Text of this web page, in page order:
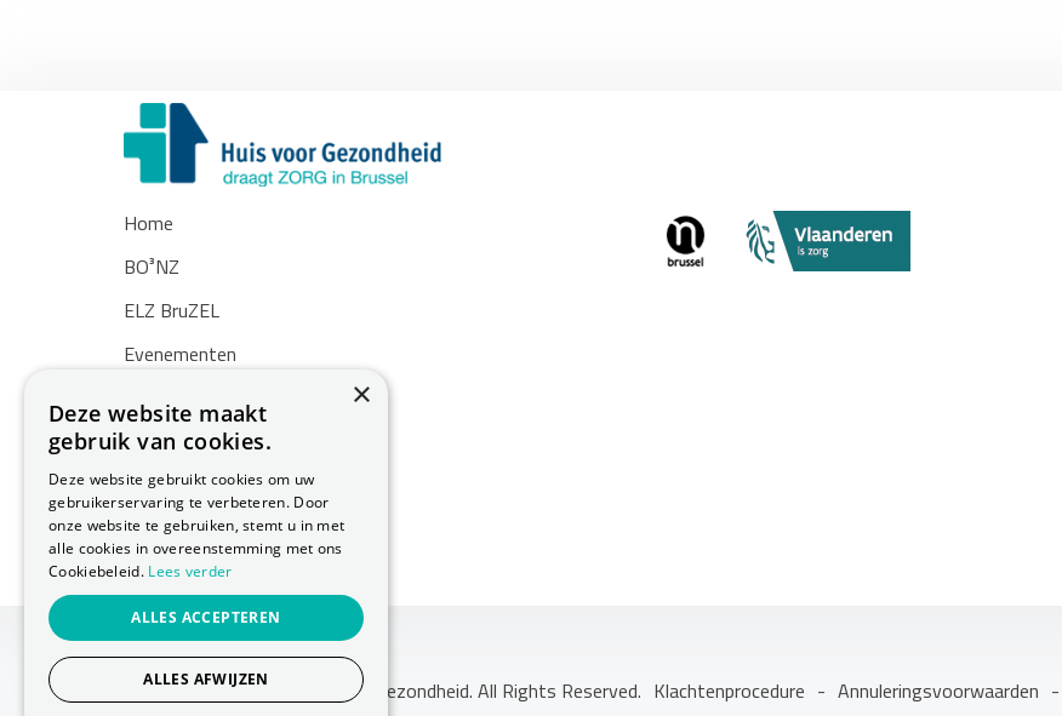
Home
BO³NZ
ELZ BruZEL
Evenementen
Zoekertjes
Over ons
Contact
Copyright © 2026 Huis Voor Gezondheid. All Rights Reserved. Klachtenprocedure - Annuleringsvoorwaarden -
×
Deze website maakt
gebruik van cookies.
Deze website gebruikt cookies om uw
gebruikerservaring te verbeteren. Door
onze website te gebruiken, stemt u in met
alle cookies in overeenstemming met ons
Cookiebeleid. Lees verder
ALLES ACCEPTEREN
ALLES AFWIJZEN